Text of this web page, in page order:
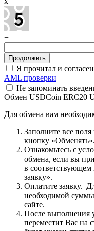
=
Я прочитал и
AML проверки
Не запоминать
Обмен USDCoin ERC20
Для обмена вам
Заполните все
кнопку «Обменять».
Ознакомьтесь с
обмена, если вы
в
заявку».
Оплатите заявку.
необходимой
сайте.
После выполнения
переместит Вас на